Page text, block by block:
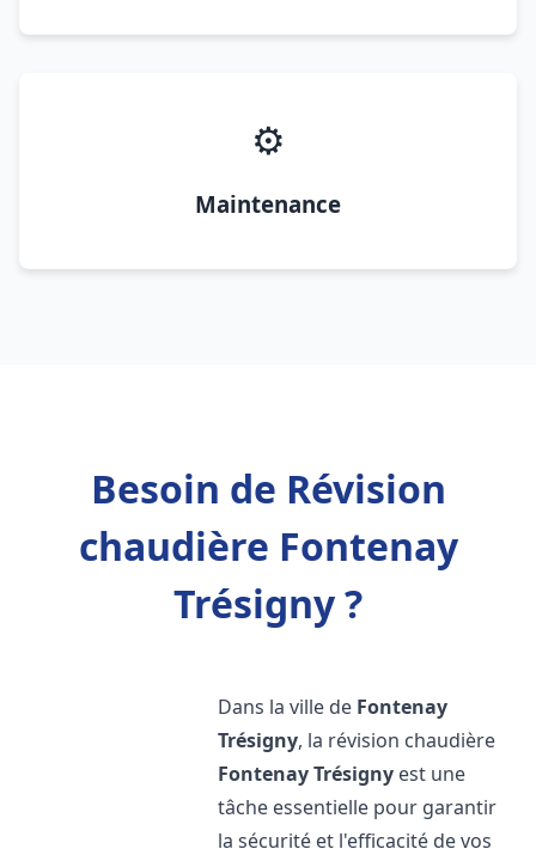
⚙️
Maintenance
Besoin de Révision
chaudière Fontenay
Trésigny ?
Dans la ville de Fontenay
Trésigny, la révision chaudière
Fontenay Trésigny est une
tâche essentielle pour garantir
la sécurité et l'efficacité de vos